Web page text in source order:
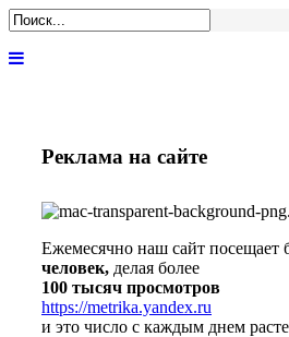
Реклама на сайте
Ежемесячно наш сайт посещает
человек, делая более
100 тысяч просмотров
https://metrika.yandex.ru
и это число с каждым днем